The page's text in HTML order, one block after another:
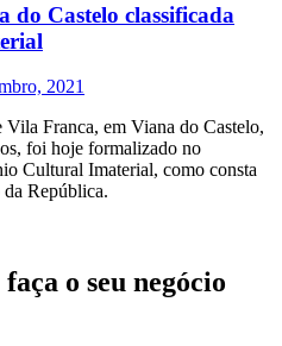
do Castelo classificada
2021
Vila Franca, em Viana do Castelo,
foi hoje formalizado no
Cultural Imaterial, como consta
República.
o seu negócio